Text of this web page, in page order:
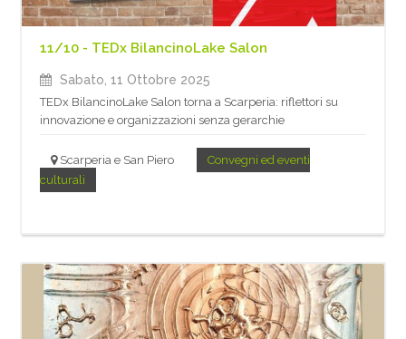
11/10 - TEDx BilancinoLake Salon
Sabato, 11 Ottobre 2025
TEDx BilancinoLake Salon torna a Scarperia: riflettori su
innovazione e organizzazioni senza gerarchie
Scarperia e San Piero
Convegni ed eventi
culturali